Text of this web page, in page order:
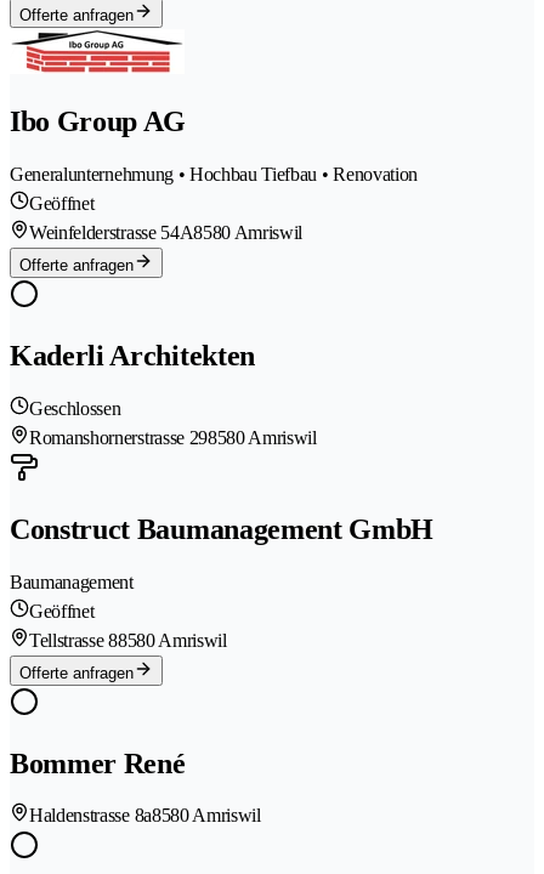
Offerte anfragen
Ibo Group AG
Generalunternehmung • Hochbau Tiefbau • Renovation
Geöffnet
Weinfelderstrasse 54A8580 Amriswil
Offerte anfragen
Kaderli Architekten
Geschlossen
Romanshornerstrasse 298580 Amriswil
Construct Baumanagement GmbH
Baumanagement
Geöffnet
Tellstrasse 88580 Amriswil
Offerte anfragen
Bommer René
Haldenstrasse 8a8580 Amriswil